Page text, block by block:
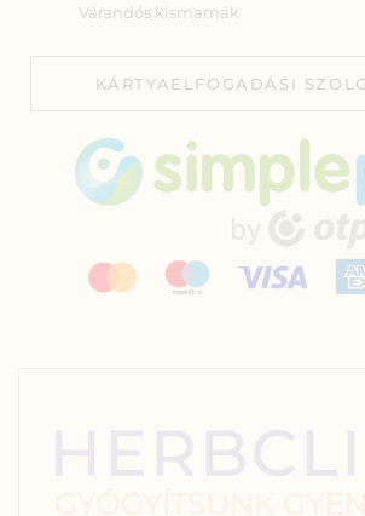
Várandós kismamák
KÁRTYAELFOGADÁSI